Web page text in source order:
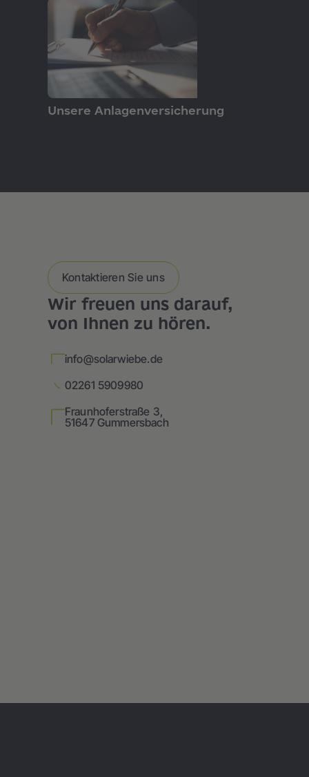
PRODUKTE
Unsere Anlagenversicherung
Kontaktieren Sie uns
Wir freuen uns darauf,
von Ihnen zu hören.
info@solarwiebe.de
02261 5909980
Fraunhoferstraße 3,
51647 Gummersbach